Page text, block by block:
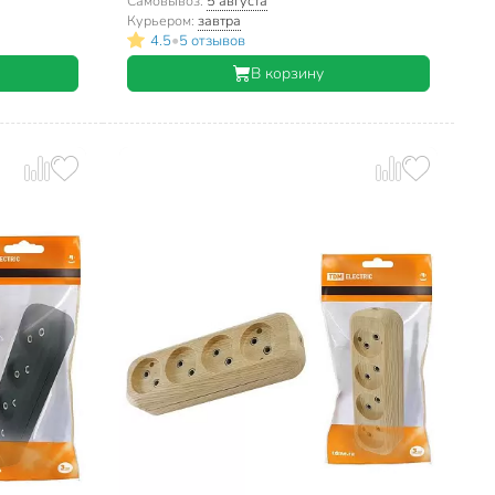
Курьером:завтра
4.5•5 отзывов
В корзину